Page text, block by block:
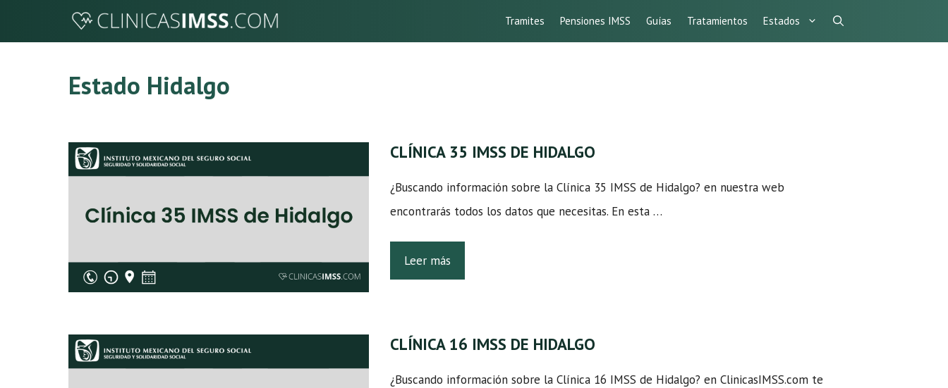
Tramites Pensiones IMSS Guías Tratamientos Estados
Estado Hidalgo
CLÍNICA 35 IMSS DE HIDALGO
¿Buscando información sobre la Clínica 35 IMSS de Hidalgo? en nuestra web
encontrarás todos los datos que necesitas. En esta …
Leer más
CLÍNICA 16 IMSS DE HIDALGO
¿Buscando información sobre la Clínica 16 IMSS de Hidalgo? en ClinicasIMSS.com te